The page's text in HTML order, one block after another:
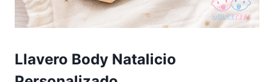
Llavero Body Natalicio